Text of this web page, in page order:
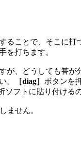
ることで、そこに打
を打ちます。
が、どうしても答が
。
［diag］ ボタンを
ソフトに貼り付ける
ません。